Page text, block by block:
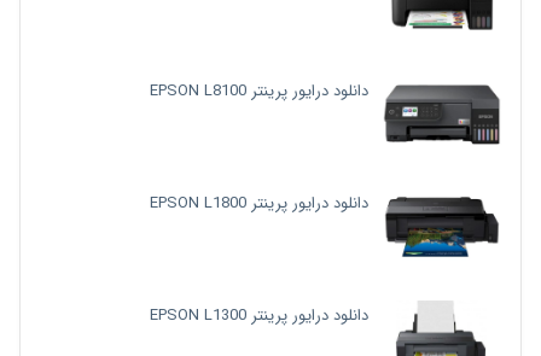
دانلود درایور پرینتر EPSON L8100
دانلود درایور پرینتر EPSON L1800
دانلود درایور پرینتر EPSON L1300